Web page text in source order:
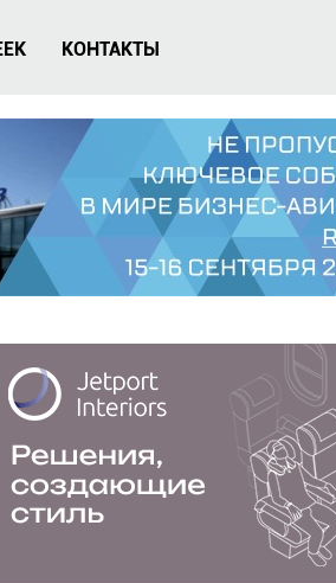
КОНТАКТЫ